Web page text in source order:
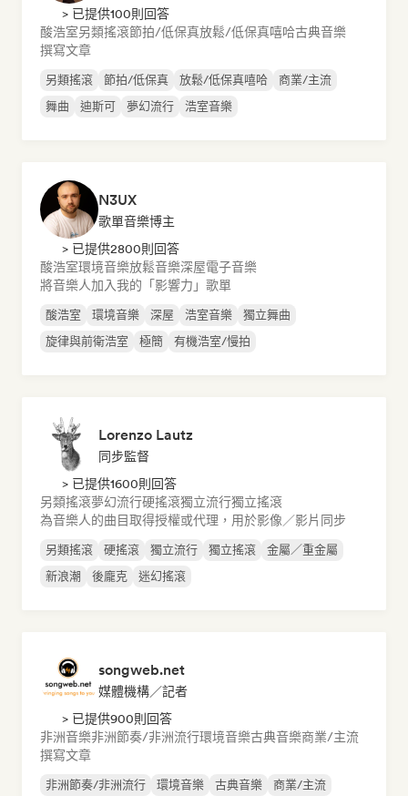
> 已提供100則回答
酸浩室另類搖滾節拍/低保真放鬆/低保真嘻哈古典音樂
撰寫文章
另類搖滾 節拍/低保真 放鬆/低保真嘻哈
商業/主流
舞曲
迪斯可 夢幻流行 浩室音樂
N3UX
歌單音樂博主
> 已提供2800則回答
酸浩室環境音樂放鬆音樂深屋電子音樂
將音樂人加入我的「影響力」歌單
酸浩室 環境音樂 深屋 浩室音樂
獨立舞曲
旋律與前衛浩室
極簡 有機浩室/慢拍
Lorenzo Lautz
同步監督
> 已提供1600則回答
另類搖滾夢幻流行硬搖滾獨立流行獨立搖滾
為音樂人的曲目取得授權或代理，用於影像／影片同步
另類搖滾 硬搖滾 獨立流行 獨立搖滾
金屬／重金屬
新浪潮
後龐克 迷幻搖滾
songweb.net
媒體機構／記者
> 已提供900則回答
非洲音樂非洲節奏/非洲流行環境音樂古典音樂商業/主流
撰寫文章
非洲節奏/非洲流行 環境音樂 古典音樂 商業/主流